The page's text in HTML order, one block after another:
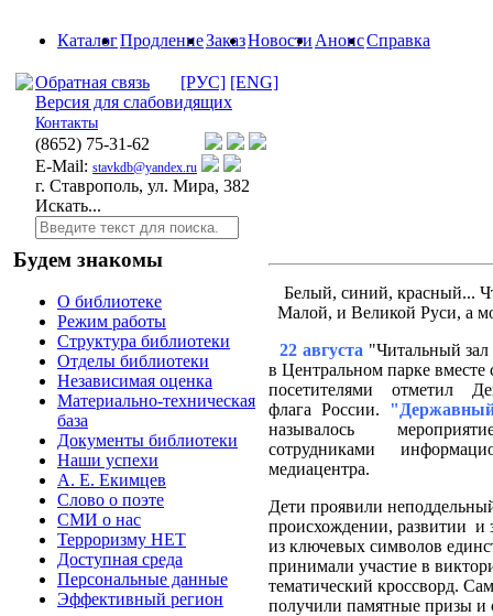
КаталогПродлениеЗаказНовости АнонсСправка
Обратная связь [РУС] [ENG]
Версия для слабовидящих
Контакты
(8652) 75-31-62
E-Mail: stavkdb@yandex.ru
г. Ставрополь, ул. Мира, 382
Искать...
Будем знакомы
О библиотеке
Режим работы
Структура библиотеки
Отделы библиотеки
Независимая оценка
Материально-техническая
база
Документы библиотеки
Наши успехи
А. Е. Екимцев
Слово о поэте
СМИ о нас
Терроризму НЕТ
Доступная среда
Персональные данные
Эффективный регион
Белый, синий, красный...
Малой, и Великой Руси, а
22 августа "Читальный
в Центральном парке
посетителями отметил
флага России.
называлось
сотрудниками
медиацентра.
Дети проявили
происхождении, развитии и
из ключевых символов
принимали участие в
тематический кроссворд.
получили памятные призы и